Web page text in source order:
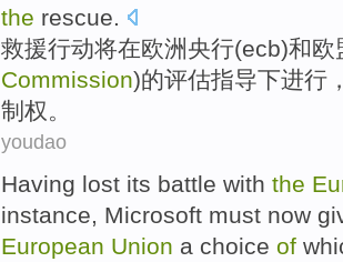
the rescue.
救援行动将在欧洲 央行(ecb)和欧
Commission)的评估指导下进行
制权。
youdao
Having lost its battle with the
instance
Microsoft must now
European Union a choice of